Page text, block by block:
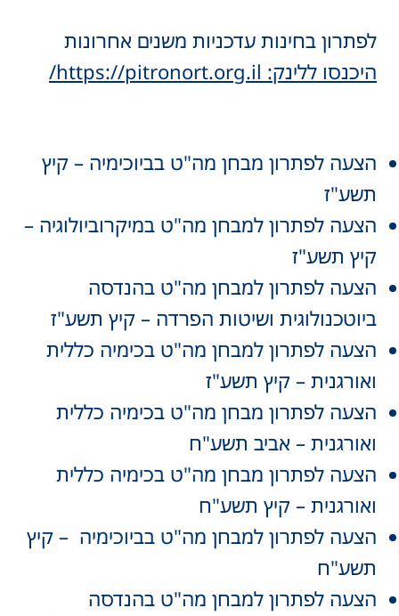
לפתרון בחינות עדכניות משנים אחרונות
היכנסו ללינק: https://pitronort.org.il/
הצעה לפתרון מבחן מה"ט בביוכימיה – קיץ
תשע"ז
הצעה לפתרון למבחן מה"ט במיקרוביולוגיה –
קיץ תשע"ז
הצעה לפתרון למבחן מה"ט בהנדסה
ביוטכנולוגית ושיטות הפרדה – קיץ תשע"ז
הצעה לפתרון למבחן מה"ט בכימיה כללית
ואורגנית – קיץ תשע"ז
הצעה לפתרון מבחן מה"ט בכימיה כללית
ואורגנית – אביב תשע"ח
הצעה לפתרון מבחן מה"ט בכימיה כללית
ואורגנית – קיץ תשע"ח
הצעה לפתרון למבחן מה"ט בביוכימיה – קיץ
תשע"ח
הצעה לפתרון למבחן מה"ט בהנדסה